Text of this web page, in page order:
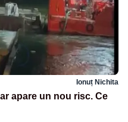
Ionuț Nichita
apare un nou risc. Ce